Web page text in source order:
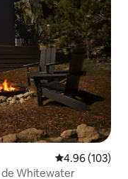
Calificación
4.96 (103)
de Whitewater